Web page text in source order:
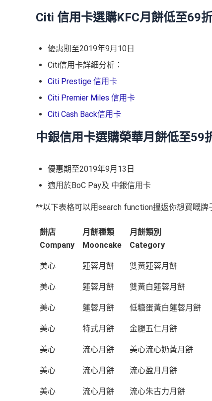
Citi 信用卡選購KFC月餅低至69
優惠期至2019年9月10日
Citi信用卡詳細分析：
Citi Prestige 信用卡
Citi Premier Miles 信用卡
Citi Cash Back信用卡
中銀信用卡選購榮華月餅低至59
優惠期至2019年9月13日
適用於BoC Pay及 中銀信用卡
**以下表格可以用search function搵返你想買嘅
餅店
Company
月餅種類
Mooncake
月餅類別
Category
美心 蓮蓉月餅 雙黃蓮蓉月餅
美心 蓮蓉月餅 雙黃白蓮蓉月餅
美心 蓮蓉月餅 低糖蛋黃白蓮蓉月餅
美心 特式月餅 金腿五仁月餅
美心 流心月餅 美心流心奶黃月餅
美心 流心月餅 流心盈月月餅
美心 流心月餅 流心朱古力月餅